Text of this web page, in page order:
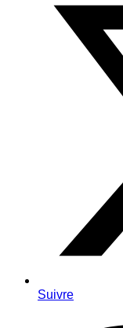
Suivre